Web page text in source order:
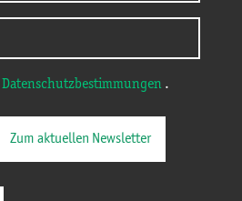
Datenschutzbestimmungen .
Zum aktuellen Newsletter